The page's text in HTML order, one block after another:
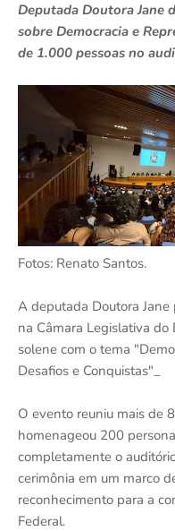
Deputada Doutora Jane
sobre Democracia e
de 1.000 pessoas no
Fotos: Renato Santos.
A deputada Doutora
na Câmara Legislativa
solene com o tema
Desafios e Conquistas"_
O evento reuniu mais de
homenageou 200
completamente o
cerimônia em um marco
reconhecimento para a
Federal.